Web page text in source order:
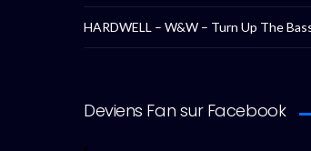
HARDWELL – W&W – Turn Up The
Deviens Fan sur Facebook